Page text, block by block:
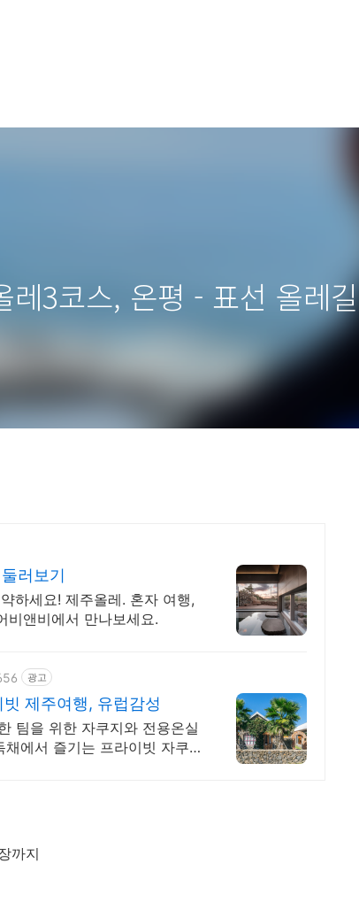
3코스, 온평 - 표선 올레길
러보기
하세요! 제주올레. 혼자 여행,
비앤비에서 만나보세요.
광고
제주여행, 유럽감성
팀을 위한 자쿠지와 전용온실
에서 즐기는 프라이빗 자쿠
까지